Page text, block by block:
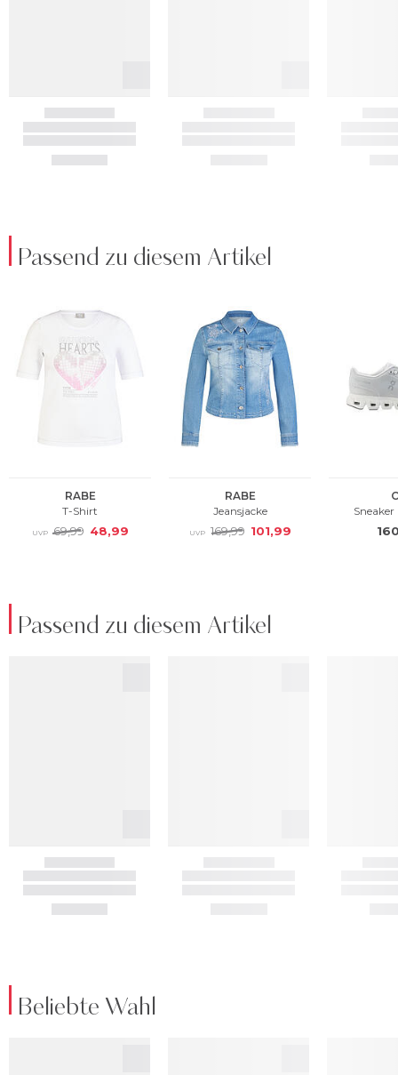
Passend zu diesem Artikel
Passend zu diesem Artikel
Beliebte Wahl